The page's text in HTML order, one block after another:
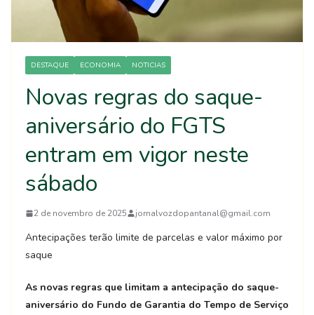
DESTAQUE ECONOMIA NOTICIAS
Novas regras do saque-
aniversário do FGTS
entram em vigor neste
sábado
2 de novembro de 2025 jornalvozdopantanal@gmail.com
Antecipações terão limite de parcelas e valor máximo por
saque
As novas regras que limitam a antecipação do saque-
aniversário do Fundo de Garantia do Tempo de Serviço